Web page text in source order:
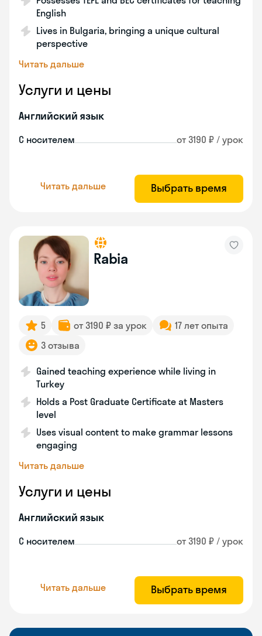
English
Lives in Bulgaria, bringing a unique cultural
perspective
Читать дальше
Услуги и цены
Английский язык
С носителем от 3190 ₽ / урок
Читать дальше Выбрать время
Rabia
5 от 3190 ₽ за урок
17 лет опыта
3 отзыва
Gained teaching experience while living in
Turkey
Holds a Post Graduate Certificate at Masters
level
Uses visual content to make grammar lessons
engaging
Читать дальше
Услуги и цены
Английский язык
С носителем от 3190 ₽ / урок
Читать дальше Выбрать время